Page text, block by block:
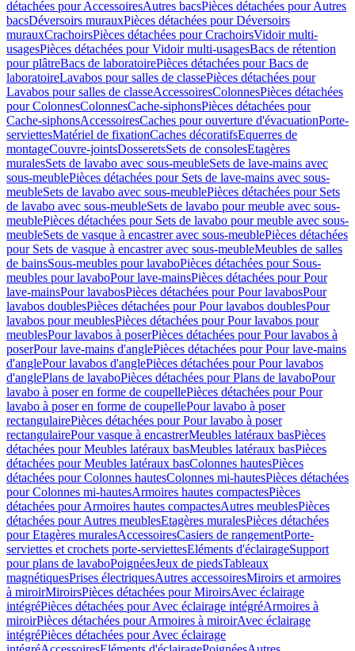
détachées pour AccessoiresAutres bacsPièces détachées pour Autres
bacsDéversoirs murauxPièces détachées pour Déversoirs
murauxCrachoirsPièces détachées pour CrachoirsVidoir multi-
usagesPièces détachées pour Vidoir multi-usagesBacs de rétention
pour plâtreBacs de laboratoirePièces détachées pour Bacs de
laboratoireLavabos pour salles de classePièces détachées pour
Lavabos pour salles de classeAccessoiresColonnesPièces détachées
pour ColonnesColonnesCache-siphonsPièces détachées pour
Cache-siphonsAccessoiresCaches pour ouverture d'évacuationPorte-
serviettesMatériel de fixationCaches décoratifsEquerres de
montageCouvre-jointsDosseretsSets de consolesEtagères
muralesSets de lavabo avec sous-meubleSets de lave-mains avec
sous-meublePièces détachées pour Sets de lave-mains avec sous-
meubleSets de lavabo avec sous-meublePièces détachées pour Sets
de lavabo avec sous-meubleSets de lavabo pour meuble avec sous-
meublePièces détachées pour Sets de lavabo pour meuble avec sous-
meubleSets de vasque à encastrer avec sous-meublePièces détachées
pour Sets de vasque à encastrer avec sous-meubleMeubles de salles
de bainsSous-meubles pour lavaboPièces détachées pour Sous-
meubles pour lavaboPour lave-mainsPièces détachées pour Pour
lave-mainsPour lavabosPièces détachées pour Pour lavabosPour
lavabos doublesPièces détachées pour Pour lavabos doublesPour
lavabos pour meublesPièces détachées pour Pour lavabos pour
meublesPour lavabos à poserPièces détachées pour Pour lavabos à
poserPour lave-mains d'anglePièces détachées pour Pour lave-mains
d'anglePour lavabos d'anglePièces détachées pour Pour lavabos
d'anglePlans de lavaboPièces détachées pour Plans de lavaboPour
lavabo à poser en forme de coupellePièces détachées pour Pour
lavabo à poser en forme de coupellePour lavabo à poser
rectangulairePièces détachées pour Pour lavabo à poser
rectangulairePour vasque à encastrerMeubles latéraux basPièces
détachées pour Meubles latéraux basMeubles latéraux basPièces
détachées pour Meubles latéraux basColonnes hautesPièces
détachées pour Colonnes hautesColonnes mi-hautesPièces détachées
pour Colonnes mi-hautesArmoires hautes compactesPièces
détachées pour Armoires hautes compactesAutres meublesPièces
détachées pour Autres meublesEtagères muralesPièces détachées
pour Etagères muralesAccessoiresCasiers de rangementPorte-
serviettes et crochets porte-serviettesEléments d'éclairageSupport
pour plans de lavaboPoignéesJeux de piedsTableaux
magnétiquesPrises électriquesAutres accessoiresMiroirs et armoires
à miroirMiroirsPièces détachées pour MiroirsAvec éclairage
intégréPièces détachées pour Avec éclairage intégréArmoires à
miroirPièces détachées pour Armoires à miroirAvec éclairage
intégréPièces détachées pour Avec éclairage